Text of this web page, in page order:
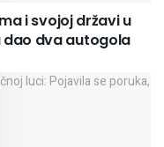
i svojoj državi u
dva autogola